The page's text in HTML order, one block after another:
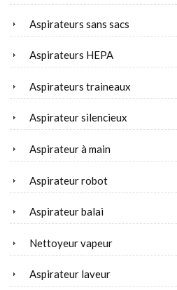
Aspirateurs sans sacs
Aspirateurs HEPA
Aspirateurs traineaux
Aspirateur silencieux
Aspirateur à main
Aspirateur robot
Aspirateur balai
Nettoyeur vapeur
Aspirateur laveur